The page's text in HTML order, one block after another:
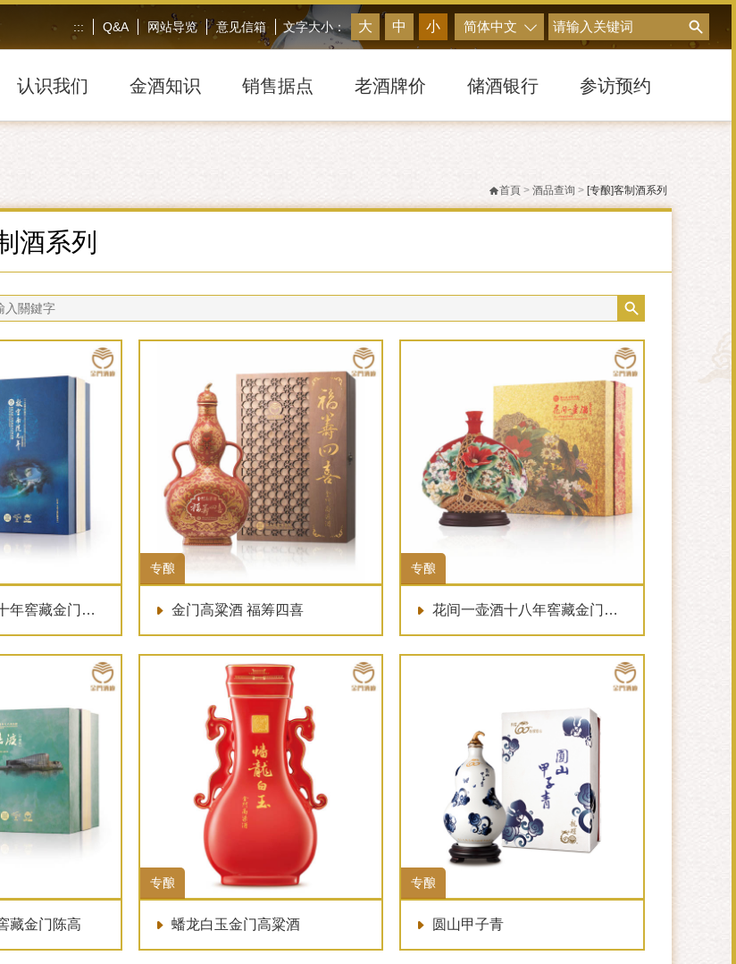
搜尋
简体中文
文字大小： 大 中 小
::: Q&A 网站导览 意见信箱
认识我们 金酒知识 销售据点 老酒牌价 储酒银行 参访预约
首頁 > 酒品查询 > [专酿]客制酒系列
酒系列
窖藏金门陈高
专酿
金门高粱酒 福筹四喜
专酿
花间一壶酒十八年窖藏金门陈高
藏金门陈高
专酿
蟠龙白玉金门高粱酒
专酿
圆山甲子青